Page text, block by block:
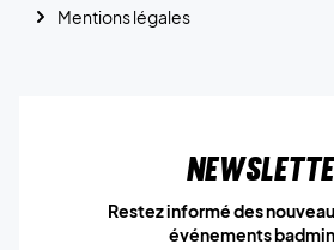
Mentions légales
Restez informé des
événements